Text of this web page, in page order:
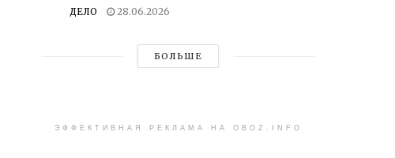
ДЕЛО 28.06.2026
БОЛЬШЕ
ЭФФЕКТИВНАЯ РЕКЛАМА НА OBOZ.INFO